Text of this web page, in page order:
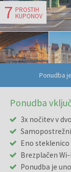
7 PROSTIH
KUPONOV
Ponudba
Ponudba
3x nočitev v
Eno
Brezplačen Wi-
Ponudba je